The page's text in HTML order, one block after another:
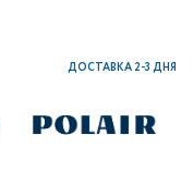
ДОСТАВКА 2-3 ДНЯ